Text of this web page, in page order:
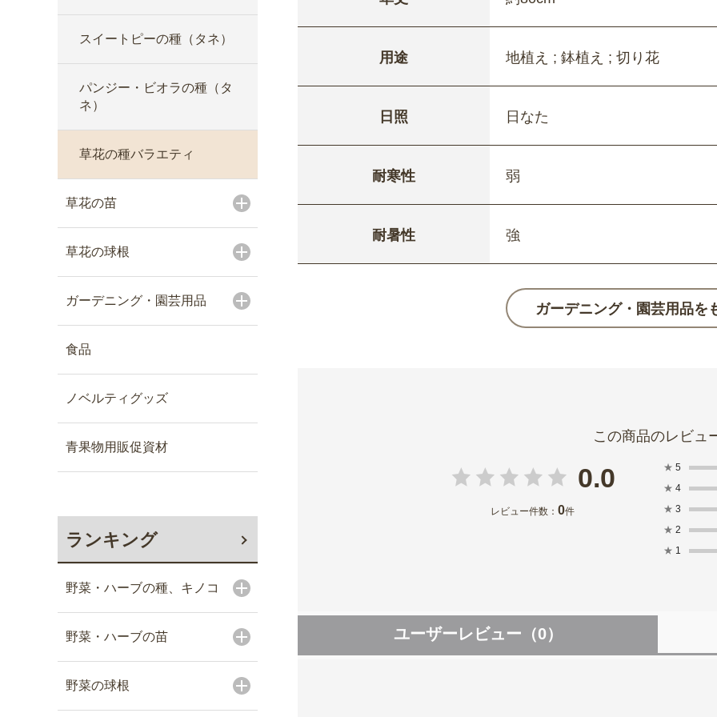
スイートピーの種（タネ）
パンジー・ビオラの種（タ
ネ）
草花の種バラエティ
草花の苗
草花の球根
ガーデニング・園芸用品
食品
ノベルティグッズ
青果物用販促資材
ランキング
野菜・ハーブの種、キノコ
野菜・ハーブの苗
野菜の球根
用途 地植え ; 鉢植え ; 切り花
日照 日なた
耐寒性 弱
耐暑性 強
ガーデニング・園芸用品を
0.0
レビュー件数： 0件
★ 5
★ 4
★ 3
★ 2
★ 1
ユーザーレビュー （0）